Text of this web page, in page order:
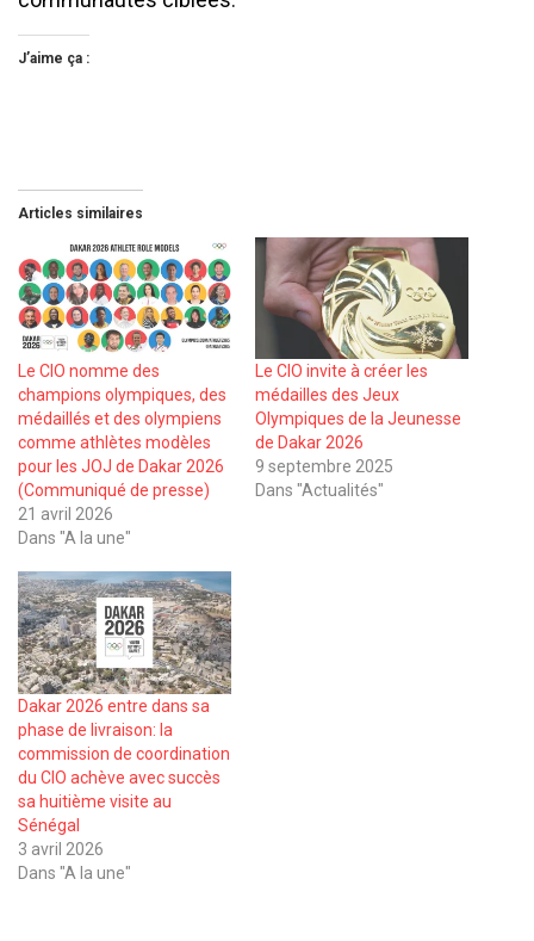
J’aime ça :
Articles similaires
Le CIO nomme des
champions olympiques, des
médaillés et des olympiens
comme athlètes modèles
pour les JOJ de Dakar 2026
(Communiqué de presse)
21 avril 2026
Dans "A la une"
Le CIO invite à créer les
médailles des Jeux
Olympiques de la Jeunesse
de Dakar 2026
9 septembre 2025
Dans "Actualités"
Dakar 2026 entre dans sa
phase de livraison: la
commission de coordination
du CIO achève avec succès
sa huitième visite au
Sénégal
3 avril 2026
Dans "A la une"